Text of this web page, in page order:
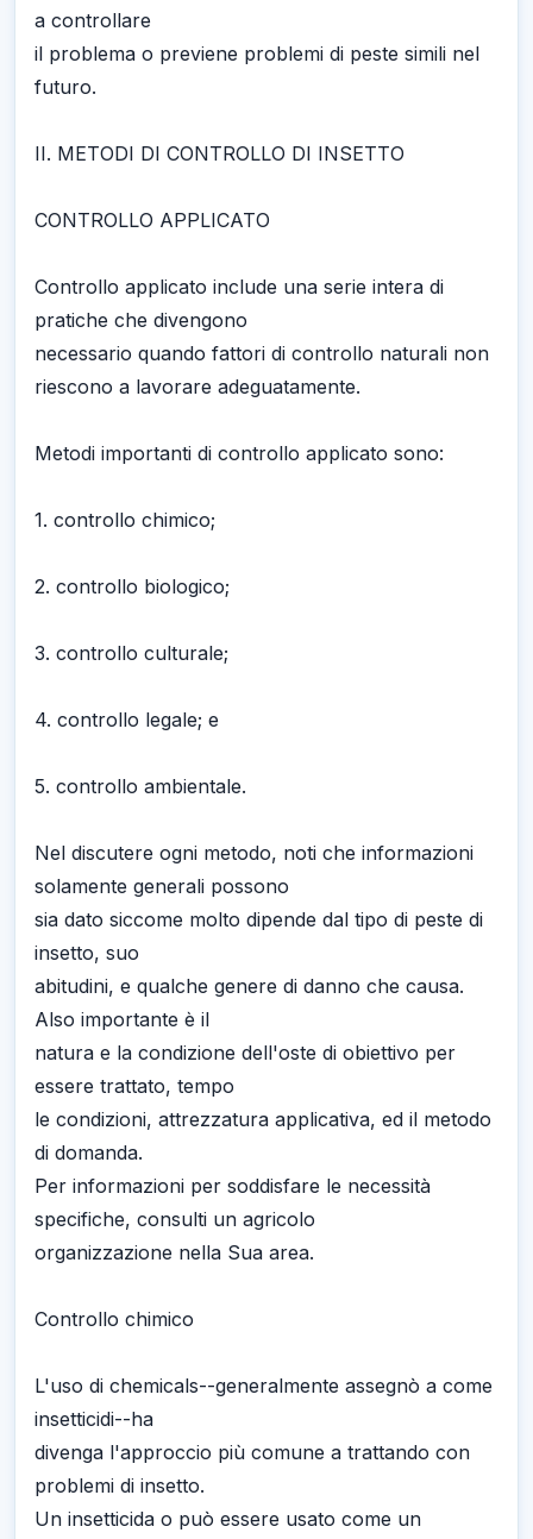
a controllare
il problema o previene problemi di peste simili nel
futuro.
II. METODI DI CONTROLLO DI INSETTO
CONTROLLO APPLICATO
Controllo applicato include una serie intera di
pratiche che divengono
necessario quando fattori di controllo naturali non
riescono a lavorare adeguatamente.
Metodi importanti di controllo applicato sono:
1. controllo chimico;
2. controllo biologico;
3. controllo culturale;
4. controllo legale; e
5. controllo ambientale.
Nel discutere ogni metodo, noti che informazioni
solamente generali possono
sia dato siccome molto dipende dal tipo di peste di
insetto, suo
abitudini, e qualche genere di danno che causa.
Also importante è il
natura e la condizione dell'oste di obiettivo per
essere trattato, tempo
le condizioni, attrezzatura applicativa, ed il metodo
di domanda.
Per informazioni per soddisfare le necessità
specifiche, consulti un agricolo
organizzazione nella Sua area.
Controllo chimico
L'uso di chemicals--generalmente assegnò a come
insetticidi--ha
divenga l'approccio più comune a trattando con
problemi di insetto.
Un insetticida o può essere usato come un